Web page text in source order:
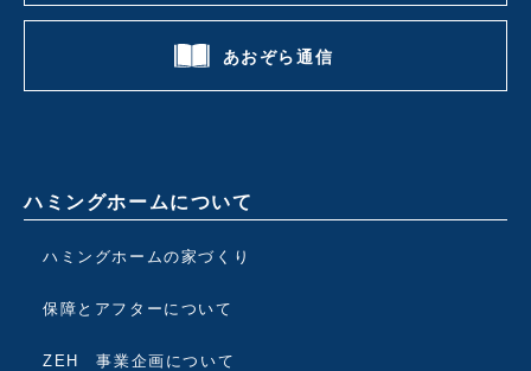
あおぞら通信
ハミングホームについて
ハミングホームの家づくり
保障とアフターについて
ZEH 事業企画について